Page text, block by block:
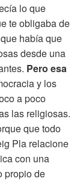
lo que
te obligaba de
había que
desde una
Pero esa
y los
a poco
las religiosas.
que todo
Pla relacione
con una
propio de